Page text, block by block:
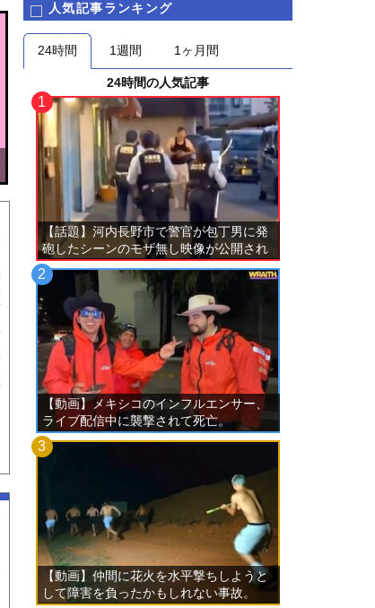
人気記事ランキング
24時間 1週間 1ヶ月間
24時間の人気記事
【話題】河内長野市で警官が包丁男に発
砲したシーンのモザ無し映像が公開され
る。
【動画】メキシコのインフルエンサー、
ライブ配信中に襲撃されて死亡。
【動画】仲間に花火を水平撃ちしようと
して障害を負ったかもしれない事故。